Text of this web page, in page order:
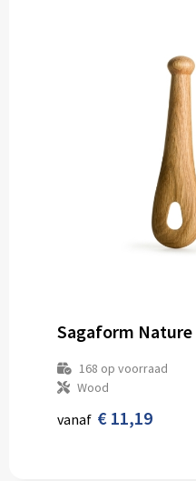
Sagaform
168 op voorraad
Wood
vanaf € 11,19